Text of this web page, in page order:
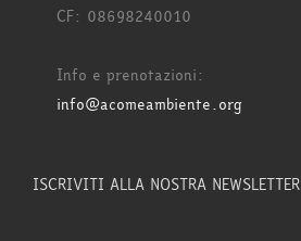
CF: 08698240010
Info e prenotazioni:
info@acomeambiente.org
ISCRIVITI ALLA NOSTRA NEWSLETTER